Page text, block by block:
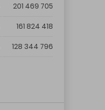
201 469 705
161 824 418
128 344 796